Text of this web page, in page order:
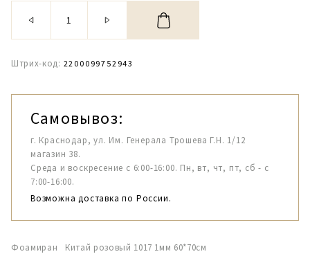
Штрих-код: 2200099752943
Самовывоз:
г. Краснодар, ул. Им. Генерала Трошева Г.Н. 1/12
магазин 38.
Среда и воскресение с 6:00-16:00. Пн, вт, чт, пт, сб - с
7:00-16:00.
Возможна доставка по России.
Фоамиран Китай розовый 1017 1мм 60*70см